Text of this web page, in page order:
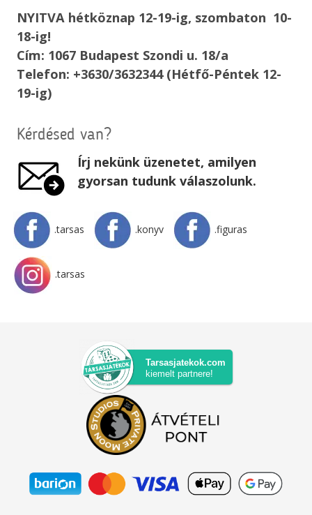
NYITVA hétköznap 12-19-ig, szombaton 10-
18-ig!
Cím: 1067 Budapest Szondi u. 18/a
Telefon: +3630/3632344 (Hétfő-Péntek 12-
19-ig)
Kérdésed van?
Írj nekünk üzenetet, amilyen
gyorsan tudunk válaszolunk.
.tarsas .konyv .figuras
.tarsas
Tarsasjatekok.com
kiemelt partnere!